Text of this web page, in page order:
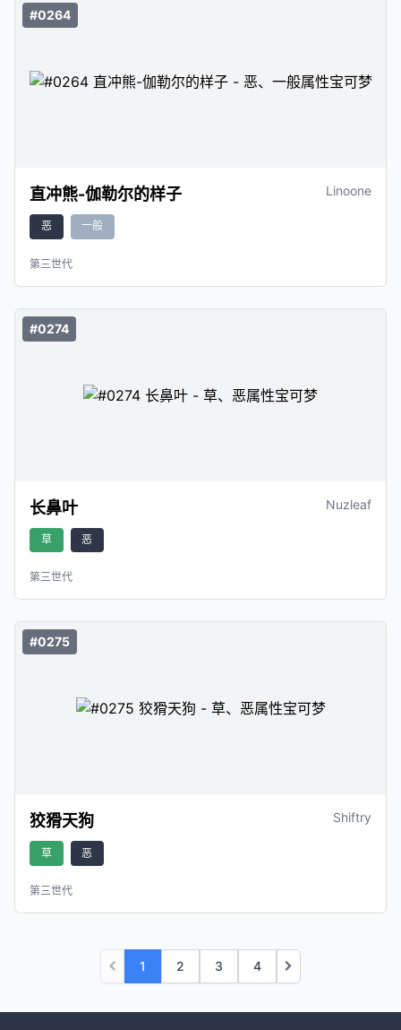
#0264
直冲熊-伽勒尔的样子 Linoone
恶 一般
第三世代
#0274
长鼻叶 Nuzleaf
草 恶
第三世代
#0275
狡猾天狗 Shiftry
草 恶
第三世代
1 2 3 4